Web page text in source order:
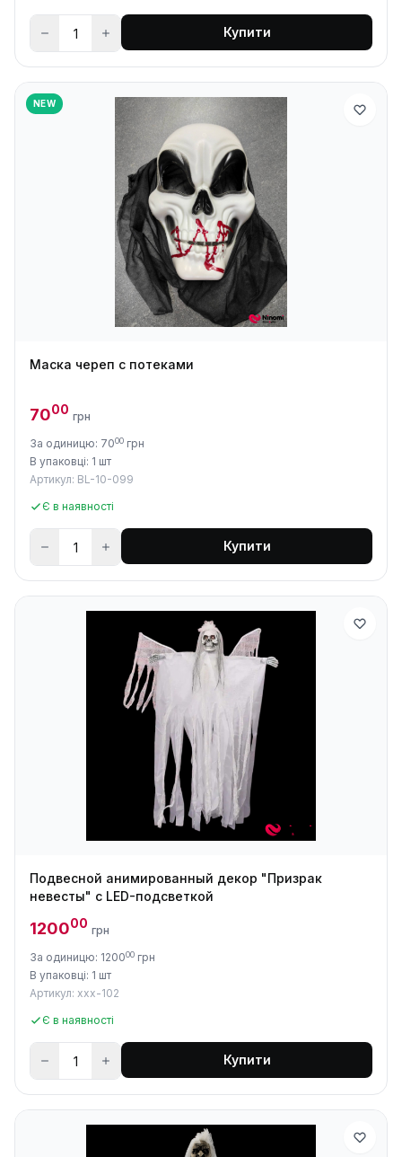
Купити
NEW
Маска череп с потеками
7000 грн
За одиницю: 7000 грн
В упаковці: 1 шт
Артикул: BL-10-099
Є в наявності
Купити
Подвесной анимированный декор "Призрак
невесты" с LED-подсветкой
120000 грн
За одиницю: 120000 грн
В упаковці: 1 шт
Артикул: xxx-102
Є в наявності
Купити